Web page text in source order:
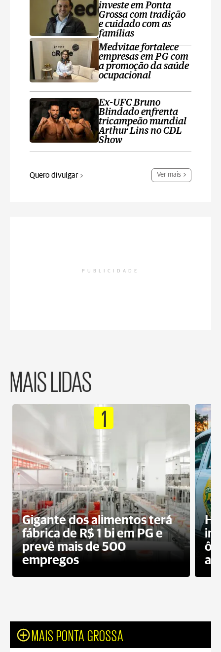
investe em Ponta
Grossa com tradição
e cuidado com as
famílias
Medvitae fortalece
empresas em PG com
a promoção da saúde
ocupacional
Ex-UFC Bruno
Blindado enfrenta
tricampeão mundial
Arthur Lins no CDL
Show
Quero divulgar Ver mais
PUBLICIDADE
MAIS LIDAS
1
Gigante dos alimentos terá
fábrica de R$ 1 bi em PG e
prevê mais de 500
empregos
MAIS PONTA GROSSA